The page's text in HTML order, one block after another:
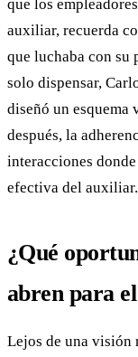
que los
auxiliar, recuerda
que luchaba con su
solo dispensar,
diseñó un esquema
después, la
interacciones
efectiva del auxiliar.
¿Qué
abren para
Lejos de una visión